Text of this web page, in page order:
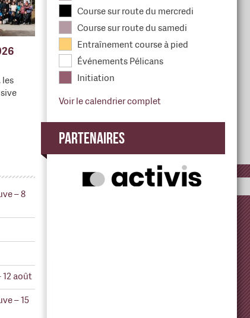
les
– 8
août
– 15
Course sur route du mercredi
Course sur route du samedi
Entraînement course à pied
Événements Pélicans
Initiation
Voir le calendrier complet
Partenaires